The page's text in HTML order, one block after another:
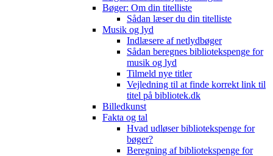
Bøger: Om din titelliste
Sådan læser du din titelliste
Musik og lyd
Indlæsere af netlydbøger
Sådan beregnes bibliotekspenge for
musik og lyd
Tilmeld nye titler
Vejledning til at finde korrekt link til
titel på bibliotek.dk
Billedkunst
Fakta og tal
Hvad udløser bibliotekspenge for
bøger?
Beregning af bibliotekspenge for